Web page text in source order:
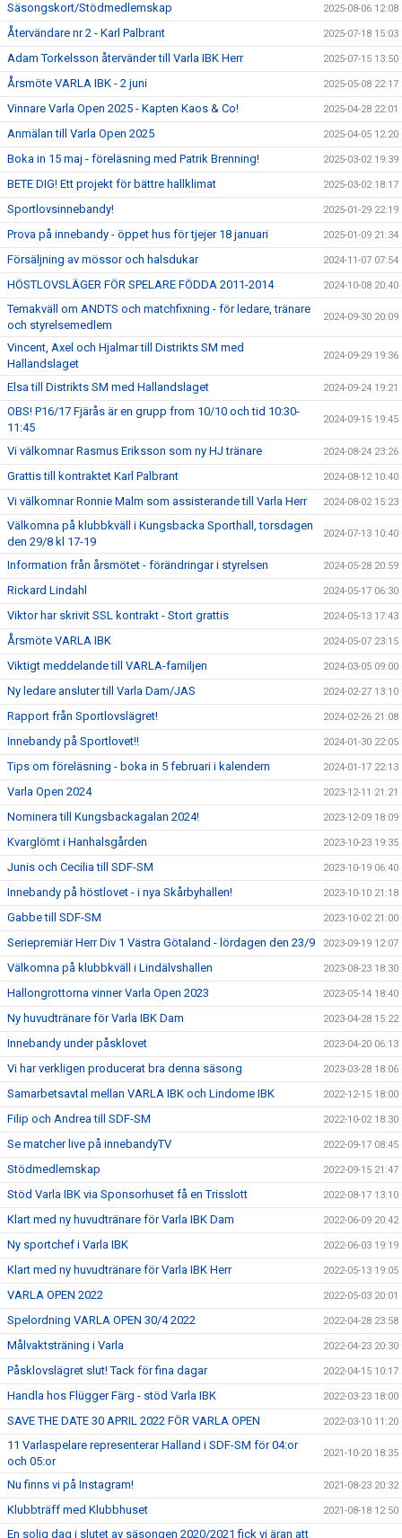
Säsongskort/Stödmedlemskap 2025-08-06 12:08
Återvändare nr 2 - Karl Palbrant 2025-07-18 15:03
Adam Torkelsson återvänder till Varla IBK Herr 2025-07-15 13:50
Årsmöte VARLA IBK - 2 juni 2025-05-08 22:17
Vinnare Varla Open 2025 - Kapten Kaos & Co! 2025-04-28 22:01
Anmälan till Varla Open 2025 2025-04-05 12:20
Boka in 15 maj - föreläsning med Patrik Brenning! 2025-03-02 19:39
BETE DIG! Ett projekt för bättre hallklimat 2025-03-02 18:17
Sportlovsinnebandy! 2025-01-29 22:19
Prova på innebandy - öppet hus för tjejer 18 januari 2025-01-09 21:34
Försäljning av mössor och halsdukar 2024-11-07 07:54
HÖSTLOVSLÄGER FÖR SPELARE FÖDDA 2011-2014 2024-10-08 20:40
Temakväll om ANDTS och matchfixning - för ledare, tränare
och styrelsemedlem
2024-09-30 20:09
Vincent, Axel och Hjalmar till Distrikts SM med
Hallandslaget
2024-09-29 19:36
Elsa till Distrikts SM med Hallandslaget 2024-09-24 19:21
OBS! P16/17 Fjärås är en grupp from 10/10 och tid 10:30-
11:45
2024-09-15 19:45
Vi välkomnar Rasmus Eriksson som ny HJ tränare 2024-08-24 23:26
Grattis till kontraktet Karl Palbrant 2024-08-12 10:40
Vi välkomnar Ronnie Malm som assisterande till Varla Herr 2024-08-02 15:23
Välkomna på klubbkväll i Kungsbacka Sporthall, torsdagen
den 29/8 kl 17-19
2024-07-13 10:40
Information från årsmötet - förändringar i styrelsen 2024-05-28 20:59
Rickard Lindahl 2024-05-17 06:30
Viktor har skrivit SSL kontrakt - Stort grattis 2024-05-13 17:43
Årsmöte VARLA IBK 2024-05-07 23:15
Viktigt meddelande till VARLA-familjen 2024-03-05 09:00
Ny ledare ansluter till Varla Dam/JAS 2024-02-27 13:10
Rapport från Sportlovslägret! 2024-02-26 21:08
Innebandy på Sportlovet!! 2024-01-30 22:05
Tips om föreläsning - boka in 5 februari i kalendern 2024-01-17 22:13
Varla Open 2024 2023-12-11 21:21
Nominera till Kungsbackagalan 2024! 2023-12-09 18:09
Kvarglömt i Hanhalsgården 2023-10-23 19:35
Junis och Cecilia till SDF-SM 2023-10-19 06:40
Innebandy på höstlovet - i nya Skårbyhallen! 2023-10-10 21:18
Gabbe till SDF-SM 2023-10-02 21:00
Seriepremiär Herr Div 1 Västra Götaland - lördagen den 23/9 2023-09-19 12:07
Välkomna på klubbkväll i Lindälvshallen 2023-08-23 18:30
Hallongrottorna vinner Varla Open 2023 2023-05-14 18:40
Ny huvudtränare för Varla IBK Dam 2023-04-28 15:22
Innebandy under påsklovet 2023-04-20 06:13
Vi har verkligen producerat bra denna säsong 2023-03-28 18:06
Samarbetsavtal mellan VARLA IBK och Lindome IBK 2022-12-15 18:00
Filip och Andrea till SDF-SM 2022-10-02 18:30
Se matcher live på innebandyTV 2022-09-17 08:45
Stödmedlemskap 2022-09-15 21:47
Stöd Varla IBK via Sponsorhuset få en Trisslott 2022-08-17 13:10
Klart med ny huvudtränare för Varla IBK Dam 2022-06-09 20:42
Ny sportchef i Varla IBK 2022-06-03 19:19
Klart med ny huvudtränare för Varla IBK Herr 2022-05-13 19:05
VARLA OPEN 2022 2022-05-03 20:01
Spelordning VARLA OPEN 30/4 2022 2022-04-28 23:58
Målvaktsträning i Varla 2022-04-23 20:30
Påsklovslägret slut! Tack för fina dagar 2022-04-15 10:17
Handla hos Flügger Färg - stöd Varla IBK 2022-03-23 18:00
SAVE THE DATE 30 APRIL 2022 FÖR VARLA OPEN 2022-03-10 11:20
11 Varlaspelare representerar Halland i SDF-SM för 04:or
och 05:or
2021-10-20 18:35
Nu finns vi på Instagram! 2021-08-23 20:32
Klubbträff med Klubbhuset 2021-08-18 12:50
En solig dag i slutet av säsongen 2020/2021 fick vi äran att